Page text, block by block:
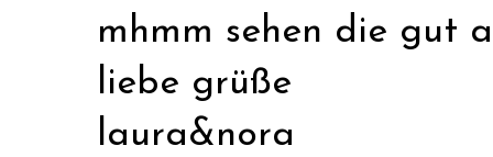
mhmm sehen die gut
liebe grüße
laura&nora